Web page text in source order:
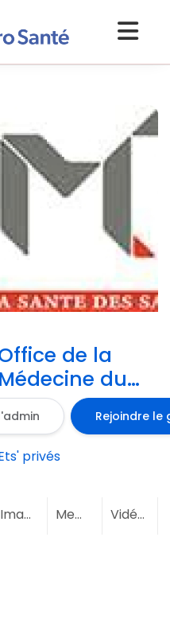
de la
Médecine du
deRejoindre le
privés
Images Membres (2)Vidéos